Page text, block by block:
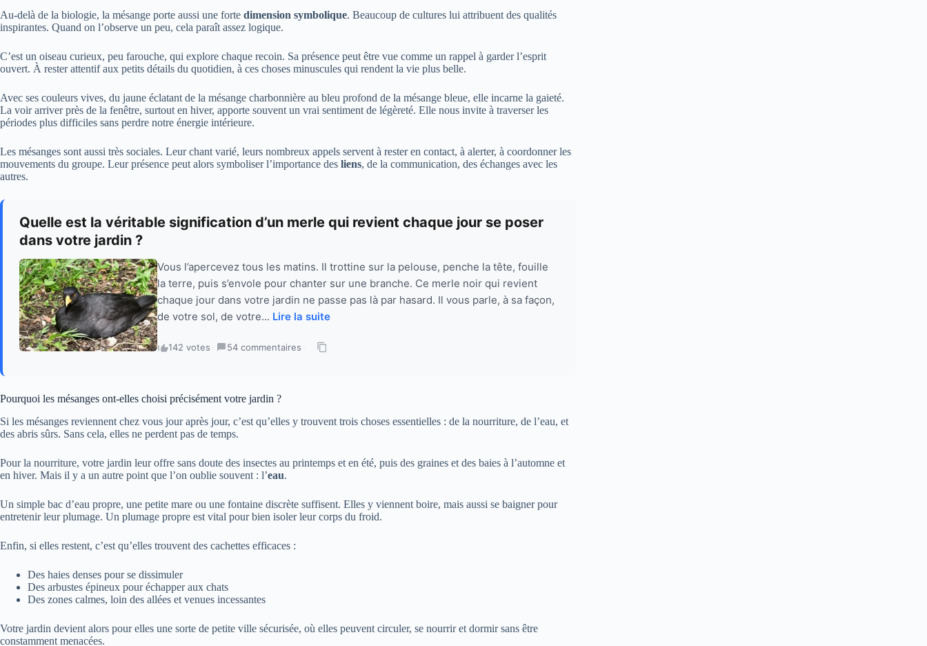
Au-delà de la biologie, la mésange porte aussi une forte dimension symbolique. Beaucoup de cultures lui attribuent des qualités
inspirantes. Quand on l’observe un peu, cela paraît assez logique.
C’est un oiseau curieux, peu farouche, qui explore chaque recoin. Sa présence peut être vue comme un rappel à garder l’esprit
ouvert. À rester attentif aux petits détails du quotidien, à ces choses minuscules qui rendent la vie plus belle.
Avec ses couleurs vives, du jaune éclatant de la mésange charbonnière au bleu profond de la mésange bleue, elle incarne la gaieté.
La voir arriver près de la fenêtre, surtout en hiver, apporte souvent un vrai sentiment de légèreté. Elle nous invite à traverser les
périodes plus difficiles sans perdre notre énergie intérieure.
Les mésanges sont aussi très sociales. Leur chant varié, leurs nombreux appels servent à rester en contact, à alerter, à coordonner les
mouvements du groupe. Leur présence peut alors symboliser l’importance des liens, de la communication, des échanges avec les
autres.
Quelle est la véritable signification d’un merle qui revient chaque jour se poser
dans votre jardin ?
Vous l’apercevez tous les matins. Il trottine sur la pelouse, penche la tête, fouille
la terre, puis s’envole pour chanter sur une branche. Ce merle noir qui revient
chaque jour dans votre jardin ne passe pas là par hasard. Il vous parle, à sa façon,
de votre sol, de votre... Lire la suite
142 votes · 54 commentaires ·
Pourquoi les mésanges ont-elles choisi précisément votre jardin ?
Si les mésanges reviennent chez vous jour après jour, c’est qu’elles y trouvent trois choses essentielles : de la nourriture, de l’eau, et
des abris sûrs. Sans cela, elles ne perdent pas de temps.
Pour la nourriture, votre jardin leur offre sans doute des insectes au printemps et en été, puis des graines et des baies à l’automne et
en hiver. Mais il y a un autre point que l’on oublie souvent : l’eau.
Un simple bac d’eau propre, une petite mare ou une fontaine discrète suffisent. Elles y viennent boire, mais aussi se baigner pour
entretenir leur plumage. Un plumage propre est vital pour bien isoler leur corps du froid.
Enfin, si elles restent, c’est qu’elles trouvent des cachettes efficaces :
Des haies denses pour se dissimuler
Des arbustes épineux pour échapper aux chats
Des zones calmes, loin des allées et venues incessantes
Votre jardin devient alors pour elles une sorte de petite ville sécurisée, où elles peuvent circuler, se nourrir et dormir sans être
constamment menacées.